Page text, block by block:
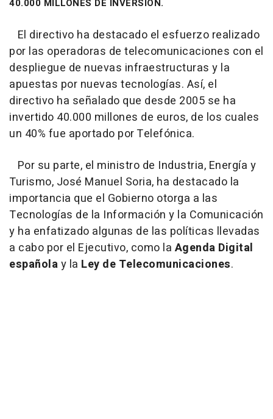
40.000 MILLONES DE INVERSIÓN.
El directivo ha destacado el esfuerzo realizado
por las operadoras de telecomunicaciones con el
despliegue de nuevas infraestructuras y la
apuestas por nuevas tecnologías. Así, el
directivo ha señalado que desde 2005 se ha
invertido 40.000 millones de euros, de los cuales
un 40% fue aportado por Telefónica.
Por su parte, el ministro de Industria, Energía y
Turismo, José Manuel Soria, ha destacado la
importancia que el Gobierno otorga a las
Tecnologías de la Información y la Comunicación
y ha enfatizado algunas de las políticas llevadas
a cabo por el Ejecutivo, como la Agenda Digital
españolay la Ley de Telecomunicaciones.